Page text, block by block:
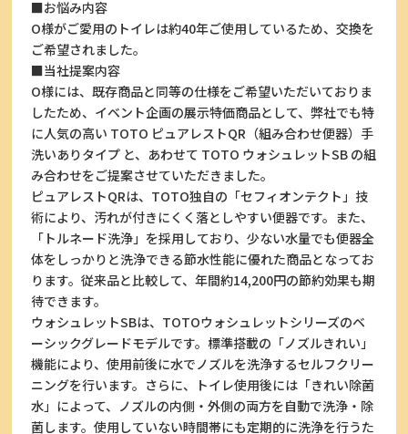
■お悩み内容
O様がご愛用のトイレは約40年ご使用しているため、交換を
ご希望されました。
■当社提案内容
O様には、既存商品と同等の仕様をご希望いただいておりま
したため、イベント企画の展示特価商品として、弊社でも特
に人気の高い TOTO ピュアレストQR（組み合わせ便器）手
洗いありタイプ と、あわせて TOTO ウォシュレットSB の組
み合わせをご提案させていただきました。
ピュアレストQRは、TOTO独自の「セフィオンテクト」技
術により、汚れが付きにくく落としやすい便器です。また、
「トルネード洗浄」を採用しており、少ない水量でも便器全
体をしっかりと洗浄できる節水性能に優れた商品となってお
ります。従来品と比較して、年間約14,200円の節約効果も期
待できます。
ウォシュレットSBは、TOTOウォシュレットシリーズのベ
ーシックグレードモデルです。標準搭載の「ノズルきれい」
機能により、使用前後に水でノズルを洗浄するセルフクリー
ニングを行います。さらに、トイレ使用後には「きれい除菌
水」によって、ノズルの内側・外側の両方を自動で洗浄・除
菌します。使用していない時間帯にも定期的に洗浄を行うた